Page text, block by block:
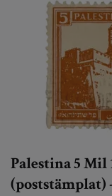
Palestina 5 Mil
(poststämplat)